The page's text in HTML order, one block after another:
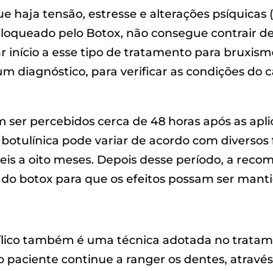
haja tensão, estresse e alterações psíquicas
pelo Botox, não consegue contrair
início a esse tipo de tratamento para
diagnóstico, para verificar as condições do
ser percebidos cerca de 48 horas após as
pode variar de acordo com diversos
a oito meses. Depois desse período, a
botox para que os efeitos possam ser
também é uma técnica adotada no
paciente continue a ranger os dentes,